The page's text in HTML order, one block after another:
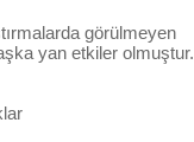
görülmeyen
yan etkiler olmuştur.